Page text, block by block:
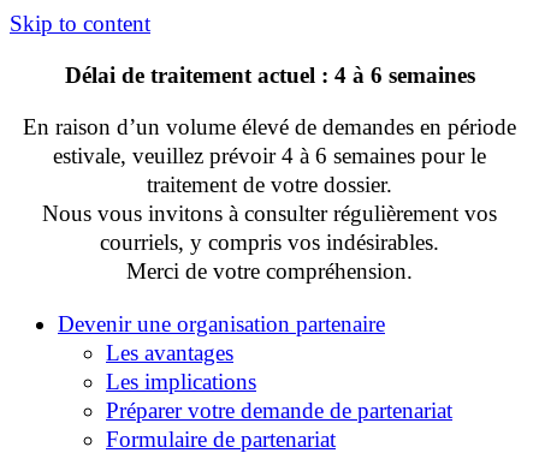
Skip to content
Délai de traitement actuel : 4 à 6 semaines
En raison d’un volume élevé de demandes en période
estivale, veuillez prévoir 4 à 6 semaines pour le
traitement de votre dossier.
Nous vous invitons à consulter régulièrement vos
courriels, y compris vos indésirables.
Merci de votre compréhension.
Devenir une organisation partenaire
Les avantages
Les implications
Préparer votre demande de partenariat
Formulaire de partenariat